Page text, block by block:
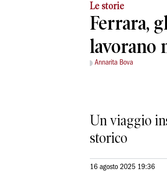
Le storie
Ferrara,
lavorano
Annarita Bova
Un viaggio
storico
16 agosto 2025 19:36